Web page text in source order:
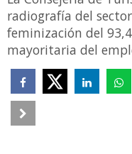
radiografía del
feminización del
mayoritaria del